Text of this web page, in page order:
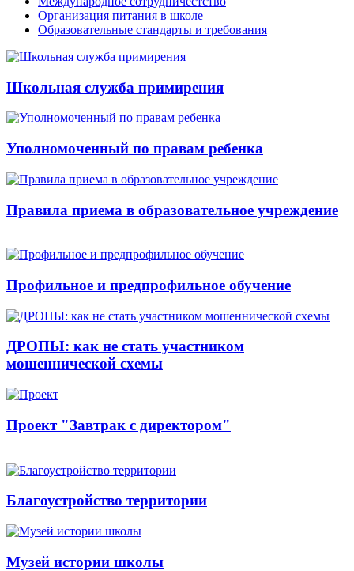
Организация питания в школе
Образовательные стандарты и требования
Школьная служба примирения
Уполномоченный по правам ребенка
Правила приема в образовательное учреждение
Профильное и предпрофильное обучение
ДРОПЫ: как не стать участником
мошеннической схемы
Проект "Завтрак с директором"
Благоустройство территории
Музей истории школы